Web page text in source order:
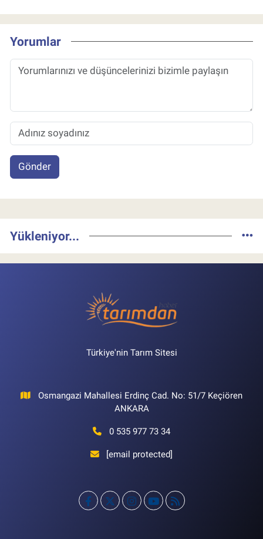
Yorumlar
Gönder
Yükleniyor...
Türkiye'nin Tarım Sitesi
Osmangazi Mahallesi Erdinç Cad. No: 51/7 Keçiören
ANKARA
0 535 977 73 34
[email protected]